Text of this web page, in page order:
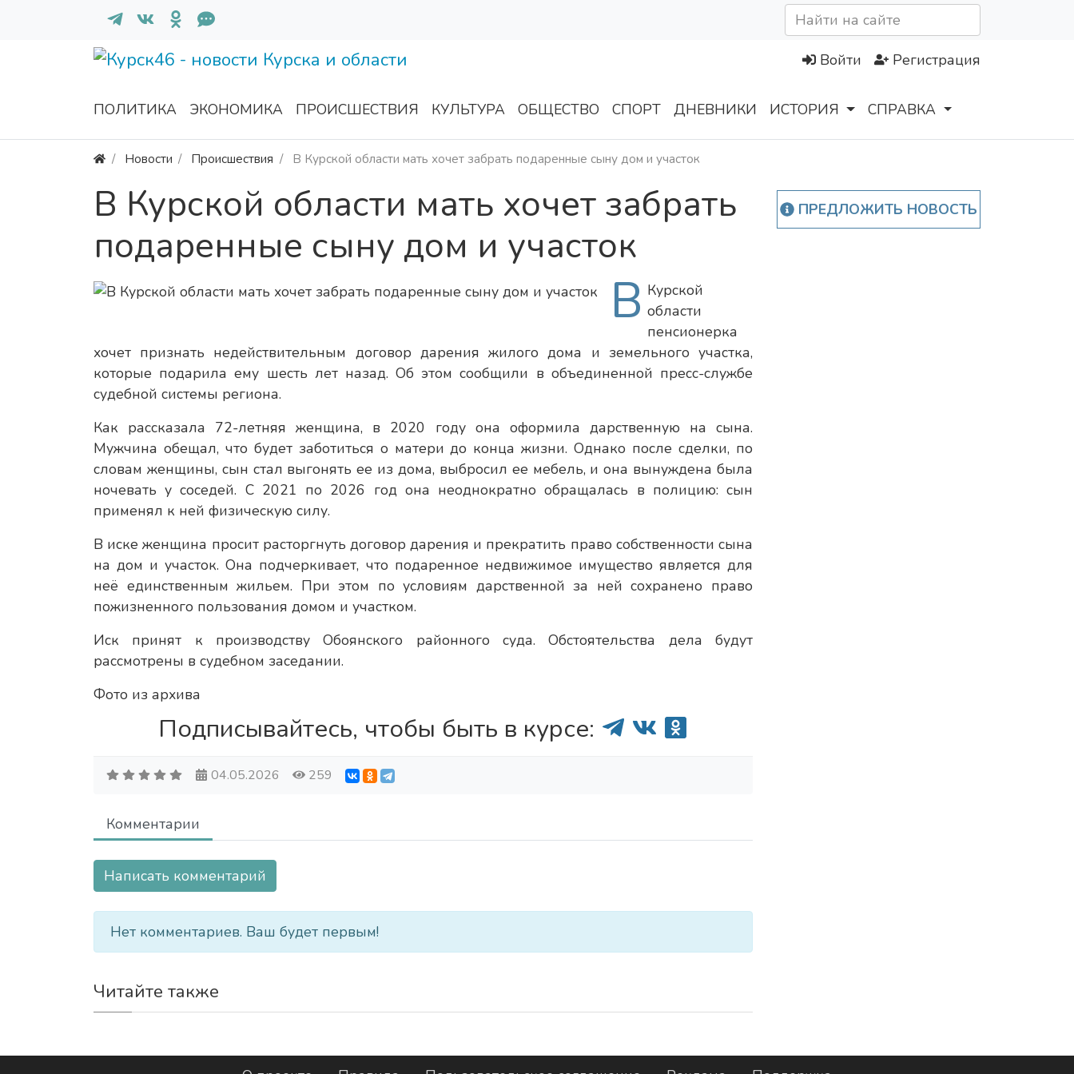
Войти Регистрация
ПОЛИТИКА ЭКОНОМИКА ПРОИСШЕСТВИЯ КУЛЬТУРА ОБЩЕСТВО СПОРТ ДНЕВНИКИ ИСТОРИЯ СПРАВКА
Новости Происшествия В Курской области мать хочет забрать подаренные сыну дом и участок
В Курской области мать хочет забрать
подаренные сыну дом и участок
В Курской
области
пенсионерка
хочет признать недействительным договор дарения жилого дома и земельного участка,
которые подарила ему шесть лет назад. Об этом сообщили в объединенной пресс-службе
судебной системы региона.
Как рассказала 72-летняя женщина, в 2020 году она оформила дарственную на сына.
Мужчина обещал, что будет заботиться о матери до конца жизни. Однако после сделки, по
словам женщины, сын стал выгонять ее из дома, выбросил ее мебель, и она вынуждена была
ночевать у соседей. С 2021 по 2026 год она неоднократно обращалась в полицию: сын
применял к ней физическую силу.
В иске женщина просит расторгнуть договор дарения и прекратить право собственности сына
на дом и участок. Она подчеркивает, что подаренное недвижимое имущество является для
неё единственным жильем. При этом по условиям дарственной за ней сохранено право
пожизненного пользования домом и участком.
Иск принят к производству Обоянского районного суда. Обстоятельства дела будут
рассмотрены в судебном заседании.
Фото из архива
Подписывайтесь, чтобы быть в курсе:
04.05.2026 259
Комментарии
Написать комментарий
Нет комментариев. Ваш будет первым!
Читайте также
ПРЕДЛОЖИТЬ НОВОСТЬ